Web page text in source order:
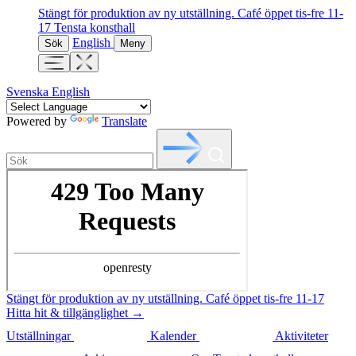
Stängt för produktion av ny utställning. Café öppet tis-fre 11-
17 Tensta konsthall
Sök English Meny
Svenska English
Powered by Translate
Stängt för produktion av ny utställning. Café öppet tis-fre 11-17
Hitta hit & tillgänglighet →
Utställningar
Kalender
Aktiviteter